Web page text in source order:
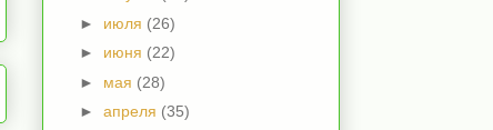
► июля (26)
► июня (22)
► мая (28)
► апреля (35)